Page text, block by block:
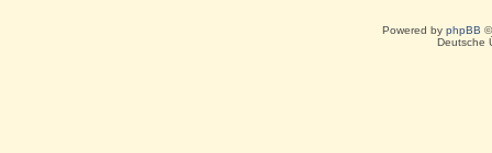
Powered by phpBB
Deutsche